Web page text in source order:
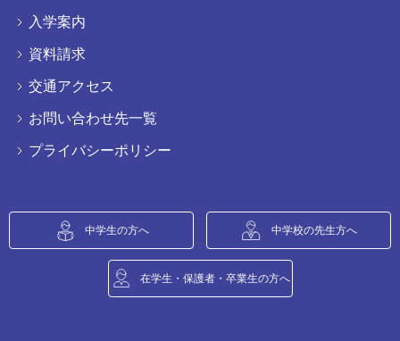
入学案内
資料請求
交通アクセス
お問い合わせ先一覧
プライバシーポリシー
中学生の方へ 中学校の先生方へ
在学生・保護者・卒業生の方へ